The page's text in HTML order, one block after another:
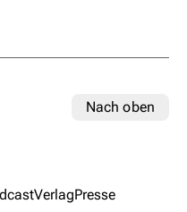
Nach oben
VerlagPresse